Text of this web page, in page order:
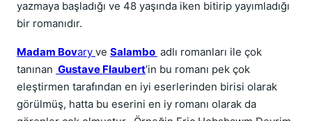
yazmaya başladığı ve 48 yaşında iken bitirip yayımladığı
bir romanıdır.
Madam Bovary ve Salambo adlı romanları ile çok
tanınan Gustave Flaubert’in bu romanı pek çok
eleştirmen tarafından en iyi eserlerinden birisi olarak
görülmüş, hatta bu eserini en iy romanı olarak da